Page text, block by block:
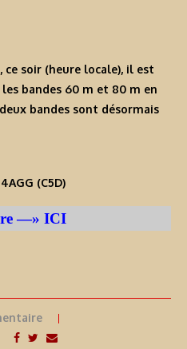
soir (heure locale), il est
bandes 60 m et 80 m en
bandes sont désormais
(C5D)
—» ICI